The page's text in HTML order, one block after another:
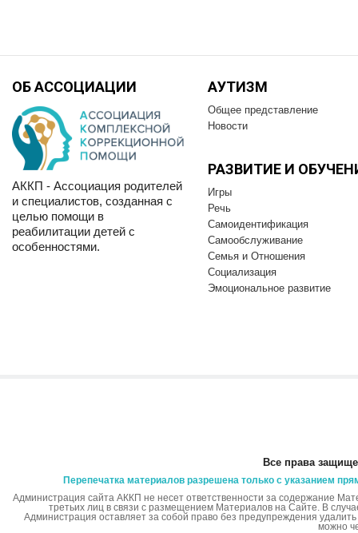
ОБ АССОЦИАЦИИ
АККП - Ассоциация родителей
и специалистов, созданная с
целью помощи в
реабилитации детей с
особенностями.
АУТИЗМ
Общее представление
Новости
РАЗВИТИЕ И
Игры
Речь
Самоидентификация
Самообслуживание
Семья и Отношения
Социализация
Эмоциональное развитие
Все права
Перепечатка материалов разрешена только с указанием
Администрация сайта АККП не несет ответственности за содержание
третьих лиц в связи с размещением Материалов на Сайте. В
Администрация оставляет за собой право без предупреждения
можно